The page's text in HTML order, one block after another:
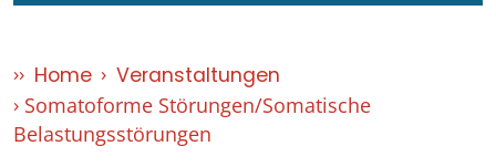
Home
Veranstaltungen
Somatoforme Störungen/Somatische
Belastungsstörungen